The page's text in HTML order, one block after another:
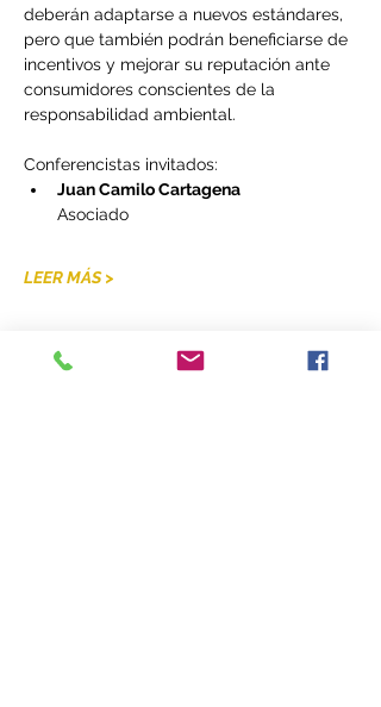
deberán adaptarse a nuevos estándares,
pero que también podrán beneficiarse de
incentivos y mejorar su reputación ante
consumidores conscientes de la
responsabilidad ambiental.
Conferencistas invitados:
Juan Camilo Cartagena
Asociado
LEER MÁS >